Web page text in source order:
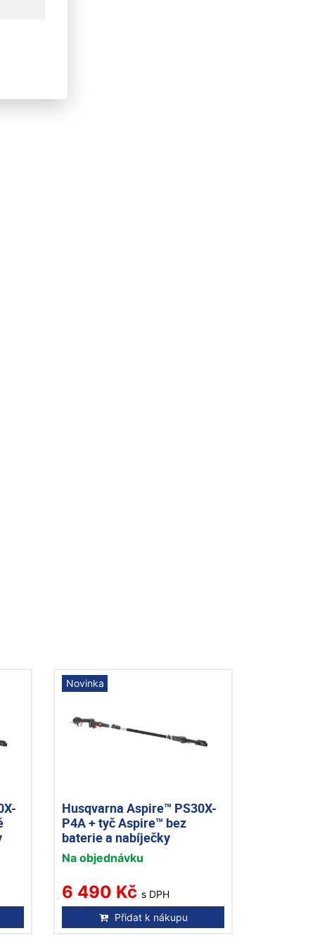
Novinka
Husqvarna Aspire™ PS30X-
P4A + tyč Aspire™ bez
baterie a nabíječky
Na objednávku
6 490 Kč s DPH
Přidat k nákupu